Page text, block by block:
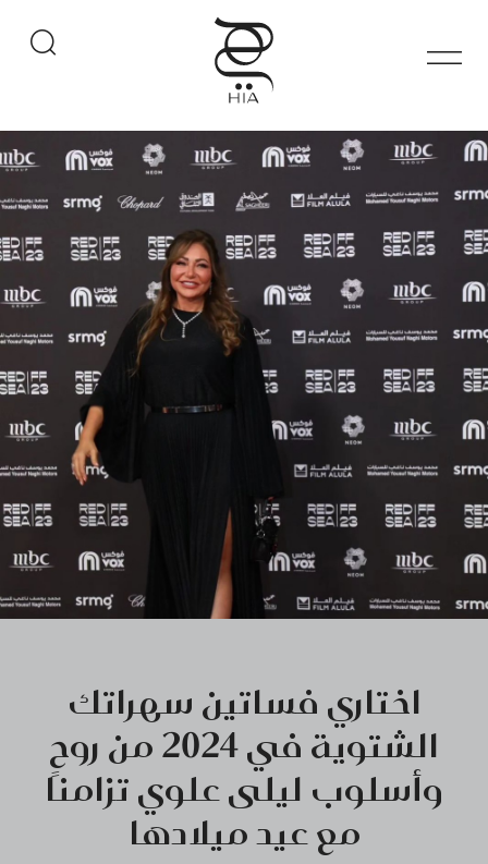
اختاري فساتين سهراتك
الشتوية في 2024 من روح
وأسلوب ليلى علوي تزامنًا
مع عيد ميلادها